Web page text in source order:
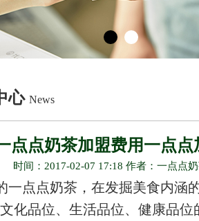
心 News
点点奶茶加盟费用一点点
时间：2017-02-07 17:18 作者：一点点
一点点奶茶，在发掘美食内涵
化品位、生活品位、健康品位